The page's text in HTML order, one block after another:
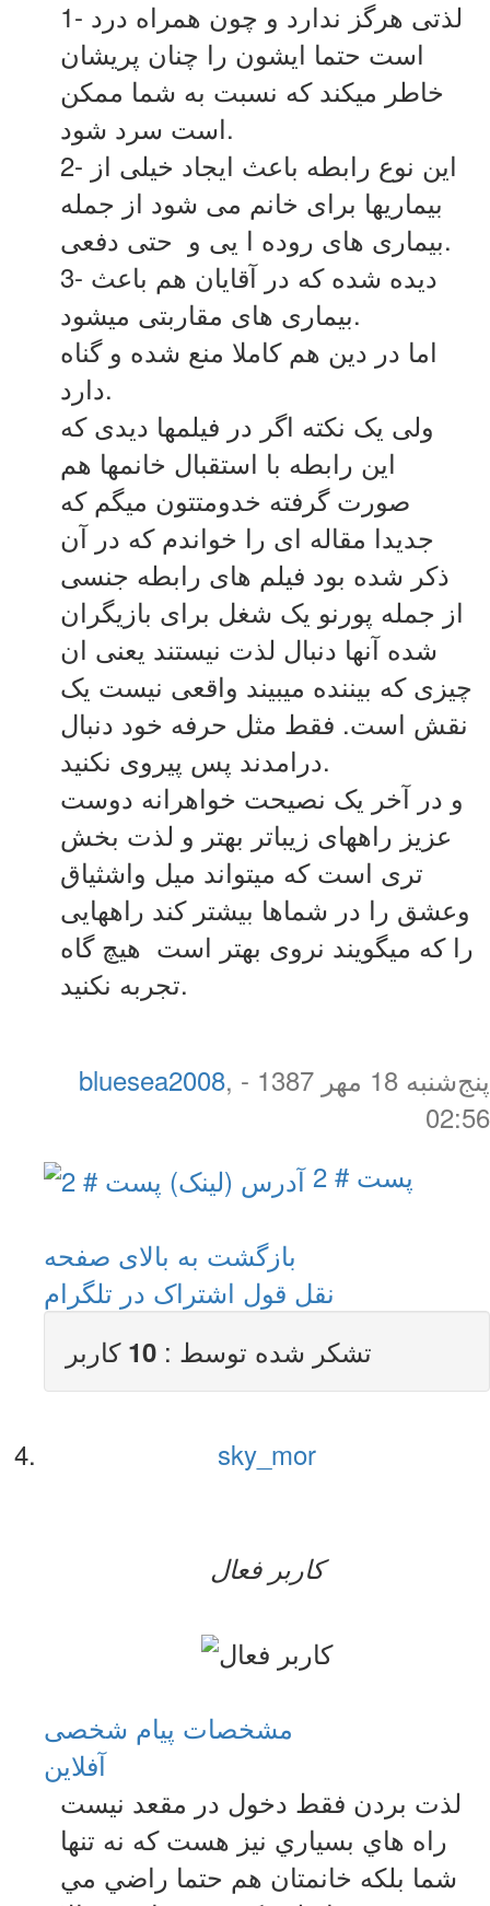
1- لذتی هرگز ندارد و چون همراه درد
است حتما ایشون را چنان پریشان
خاطر میکند که نسبت به شما ممکن
است سرد شود.
2- این نوع رابطه باعث ایجاد خیلی از
بیماریها برای خانم می شود از جمله
بیماری های روده ا یی و حتی دفعی.
3- دیده شده که در آقایان هم باعث
بیماری های مقاربتی میشود.
اما در دین هم کاملا منع شده و گناه
دارد.
ولی یک نکته اگر در فیلمها دیدی که
این رابطه با استقبال خانمها هم
صورت گرفته خدومتتون میگم که
جدیدا مقاله ای را خواندم که در آن
ذکر شده بود فیلم های رابطه جنسی
از جمله پورنو یک شغل برای بازیگران
شده آنها دنبال لذت نیستند یعنی ان
چیزی که بیننده میبیند واقعی نیست یک
نقش است. فقط مثل حرفه خود دنبال
درامدند پس پیروی نکنید.
و در آخر یک نصیحت خواهرانه دوست
عزیز راههای زیباتر بهتر و لذت بخش
تری است که میتواند میل واشثیاق
وعشق را در شماها بیشتر کند راههایی
را که میگویند نروی بهتر است هیچ گاه
تجربه نکنید.
bluesea2008,
02:56
پست # 2
بازگشت به بالای صفحه
نقل قول اشتراک در تلگرام
تشکر شده توسط : 10 کاربر
sky_mor
کاربر فعال
مشخصات پیام شخصی
آفلاين
لذت بردن فقط دخول در مقعد نيست
راه هاي بسياري نيز هست که نه تنها
شما بلکه خانمتان هم حتما راضي مي